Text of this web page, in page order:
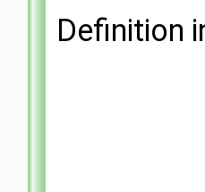
Definition